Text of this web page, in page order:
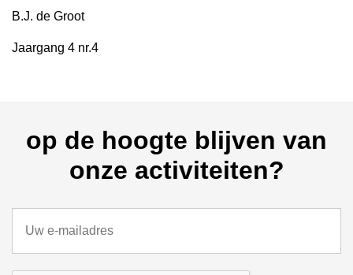
B.J. de Groot
Jaargang 4 nr.4
op de hoogte blijven van
onze activiteiten?